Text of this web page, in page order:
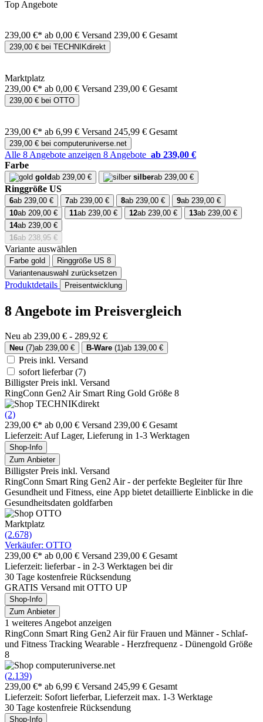
Top Angebote
239,00 €* ab 0,00 € Versand 239,00 € Gesamt
239,00 € bei TECHNIKdirekt
Marktplatz
239,00 €* ab 0,00 € Versand 239,00 € Gesamt
239,00 € bei OTTO
239,00 €* ab 6,99 € Versand 245,99 € Gesamt
239,00 € bei computeruniverse.net
Alle 8 Angebote anzeigen 8 Angebote ab 239,00 €
Farbe
goldab 239,00 € silberab 239,00 €
Ringgröße US
6ab 239,00 € 7ab 239,00 € 8ab 239,00 € 9ab 239,00 €
10ab 209,00 € 11ab 239,00 € 12ab 239,00 € 13ab 239,00 €
14ab 239,00 €
16ab 238,95 €
Variante auswählen
Farbe gold Ringgröße US 8
Variantenauswahl zurücksetzen
Produktdetails Preisentwicklung
8 Angebote im Preisvergleich
Neu ab 239,00 € - 289,92 €
Neu (7)ab 239,00 € B-Ware (1)ab 139,00 €
Preis inkl. Versand
sofort lieferbar(7)
Billigster Preis inkl. Versand
RingConn Gen2 Air Smart Ring Gold Größe 8
(2)
239,00 €* ab 0,00 € Versand 239,00 € Gesamt
Lieferzeit: Auf Lager, Lieferung in 1-3 Werktagen
Shop-Info
Zum Anbieter
Billigster Preis inkl. Versand
RingConn Smart Ring Gen2 Air - der perfekte Begleiter für Ihre
Gesundheit und Fitness, eine App bietet detaillierte Einblicke in die
Gesundheitsdaten goldfarben
Marktplatz
(2.678)
Verkäufer: OTTO
239,00 €* ab 0,00 € Versand 239,00 € Gesamt
Lieferzeit: lieferbar - in 2-3 Werktagen bei dir
30 Tage kostenfreie Rücksendung
GRATIS Versand mit OTTO UP
Shop-Info
Zum Anbieter
1 weiteres Angebot anzeigen
RingConn Smart Ring Gen2 Air für Frauen und Männer - Schlaf-
und Fitness Tracking Wearable - Herzfrequenz - Dünengold Größe
8
(2.139)
239,00 €* ab 6,99 € Versand 245,99 € Gesamt
Lieferzeit: Sofort lieferbar, Lieferzeit max. 1-3 Werktage
30 Tage kostenfreie Rücksendung
Shop-Info